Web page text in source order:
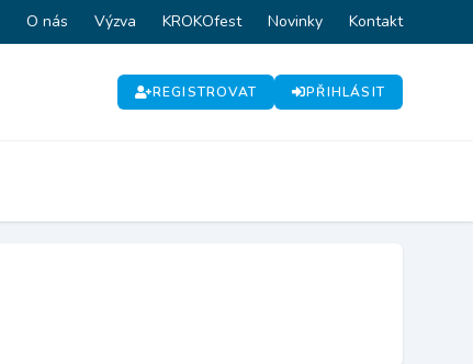
O nás Výzva KROKOfest Novinky Kontakt
REGISTROVAT PŘIHLÁSIT